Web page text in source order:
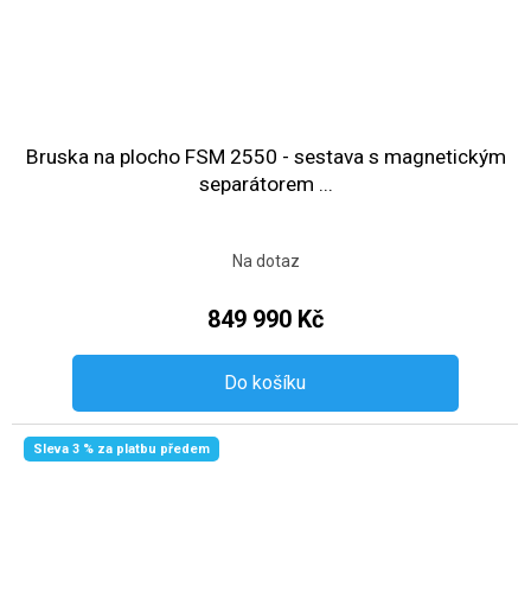
Bruska na plocho FSM 2550 - sestava s magnetickým
separátorem ...
Na dotaz
849 990 Kč
Do košíku
Sleva 3 % za platbu předem